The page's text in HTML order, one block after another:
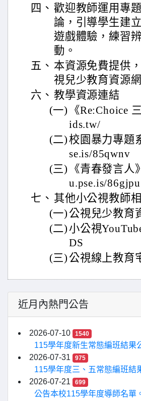
四、 歡迎教師運用專
論，引導學生建
遊戲體驗，練習
動。
五、 本資源免費提供
視兒少教育資源
六、 教學資源連結
(一)
《Re:Choice
ids.tw/
(二)校園暴力專題
se.is/85qwnv
(三)
《青春發言
u.pse.is/86gjpu
七、 其他小公視教師
(一) 公視兒少教育
(二)小公視
DS
(三) 公視線上教育
近月內熱門公告
2026-07-10 1540
115學年度新生常態編班結果
2026-07-31
975
115學年度三、五常態編班結
2026-07-21
699
公告本校115學年度導師名單